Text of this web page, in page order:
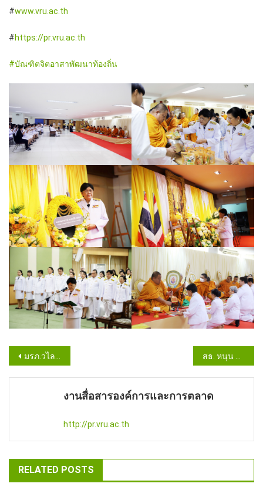
#www.vru.ac.th
#https://pr.vru.ac.th
#บัณฑิตจิตอาสาพัฒนาท้องถิ่น
Post
navigation
มรภ.วไลยอลงกรณ์ MOU Millersville University Pennsylvania USA.
งานสื่อสารองค์การและการตลาด
http://pr.vru.ac.th
RELATED POSTS